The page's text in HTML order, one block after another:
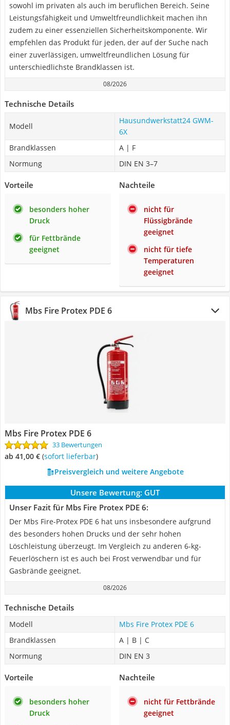
sowohl im privaten als auch im beruflichen Bereich. Seine
Leistungsfähigkeit und Umweltfreundlichkeit machen ihn
zudem zu einer essenziellen Sicherheitskomponente. Wir
empfehlen das Produkt für jeden, der auf der Suche nach
einer zuverlässigen, umweltfreundlichen Lösung für
unterschiedlichste Brandklassen ist.
08/2026
Technische Details
Modell
Hausundwerkstatt24 GWM-
6X
Brandklassen
A | F
Normung
DIN EN 3–7
Vorteile
besonders hoher
Druck
für Fettbrände
geeignet
Nachteile
nicht für
Flüssigbrände
geeignet
nicht für tiefe
Temperaturen
geeignet
Mbs Fire Protex PDE 6
Mbs Fire Protex PDE 6
33 Bewertungen
ab 41,00 € ( Sofort lieferbar)
Preisvergleich und weitere Angebote
Unsere Bewertung: GUT
Unser Fazit für Mbs Fire Protex PDE 6:
Der Mbs Fire-Protex PDE 6 hat uns insbesondere aufgrund
des besonders hohen Drucks und der sehr hohen
Löschleistung überzeugt. Im Vergleich zu anderen 6-kg-
Feuerlöschern ist es auch bei Frost verwendbar und für
Gasbrände geeignet.
08/2026
Technische Details
Modell
Mbs Fire Protex PDE 6
Brandklassen
A | B | C
Normung
DIN EN 3
Vorteile
besonders hoher
Druck
Nachteile
nicht für Fettbrände
geeignet